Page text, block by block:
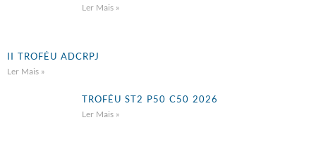
Ler Mais »
II TROFÉU ADCRPJ
Ler Mais »
TROFÉU ST2 P50 C50 2026
Ler Mais »